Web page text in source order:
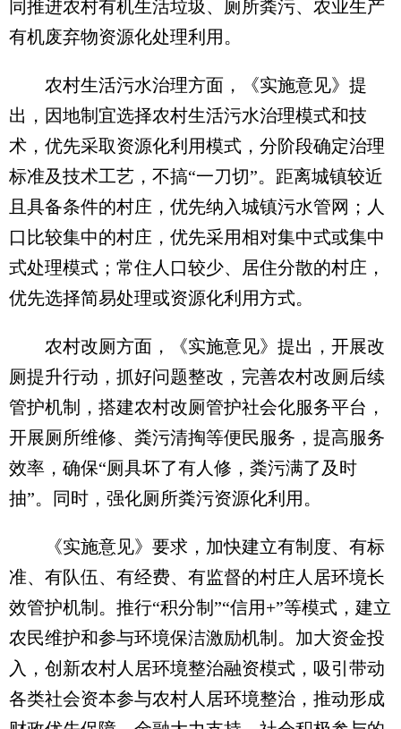
同推进农村有机生活垃圾、厕所粪污、农业生产
有机废弃物资源化处理利用。
农村生活污水治理方面，《实施意见》提
出，因地制宜选择农村生活污水治理模式和技
术，优先采取资源化利用模式，分阶段确定治理
标准及技术工艺，不搞“一刀切”。距离城镇较近
且具备条件的村庄，优先纳入城镇污水管网；人
口比较集中的村庄，优先采用相对集中式或集中
式处理模式；常住人口较少、居住分散的村庄，
优先选择简易处理或资源化利用方式。
农村改厕方面，《实施意见》提出，开展改
厕提升行动，抓好问题整改，完善农村改厕后续
管护机制，搭建农村改厕管护社会化服务平台，
开展厕所维修、粪污清掏等便民服务，提高服务
效率，确保“厕具坏了有人修，粪污满了及时
抽”。同时，强化厕所粪污资源化利用。
《实施意见》要求，加快建立有制度、有标
准、有队伍、有经费、有监督的村庄人居环境长
效管护机制。推行“积分制”“信用+”等模式，建立
农民维护和参与环境保洁激励机制。加大资金投
入，创新农村人居环境整治融资模式，吸引带动
各类社会资本参与农村人居环境整治，推动形成